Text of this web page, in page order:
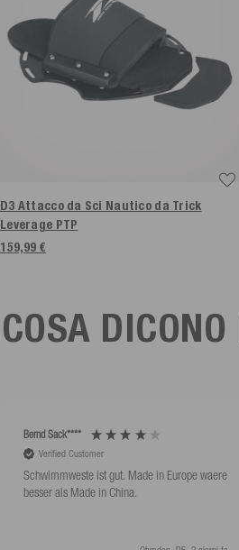
D3 Attacco da Sci Nautico da Trick
Leverage PTP
159,99 €
COSA
Bernd Sack****
Verified Customer
Schwimmweste ist gut. Made in Europe waere
besser als Made in China.